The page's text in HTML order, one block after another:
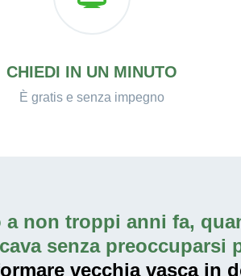
CHIEDI IN UN MINUTO
È gratis e senza impegno
a non troppi anni fa,
senza
vecchia vasca in